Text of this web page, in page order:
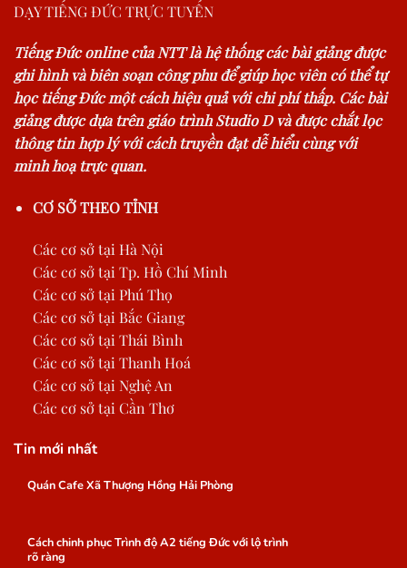
DẠY TIẾNG ĐỨC TRỰC TUYẾN
Tiếng Đức online của NTT là hệ thống các bài giảng được
ghi hình và biên soạn công phu để giúp học viên có thể tự
học tiếng Đức một cách hiệu quả với chi phí thấp. Các bài
giảng được dựa trên giáo trình Studio D và được chắt lọc
thông tin hợp lý với cách truyền đạt dễ hiểu cùng với
minh hoạ trực quan.
CƠ SỞ THEO TỈNH
Các cơ sở tại Hà Nội
Các cơ sở tại Tp. Hồ Chí Minh
Các cơ sở tại Phú Thọ
Các cơ sở tại Bắc Giang
Các cơ sở tại Thái Bình
Các cơ sở tại Thanh Hoá
Các cơ sở tại Nghệ An
Các cơ sở tại Cần Thơ
Tin mới nhất
Quán Cafe Xã Thượng Hồng Hải Phòng
Cách chinh phục Trình độ A2 tiếng Đức với lộ trình
rõ ràng